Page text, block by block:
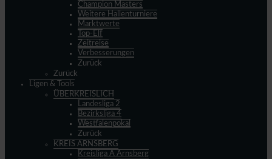
Champion Masters
Weitere Hallenturniere
Marktwerte
Top-Elf
Zeitreise
Verbesserungen
Zurück
Zurück
Ligen & Tools
ÜBERKREISLICH
Landesliga 2
Bezirksliga 4
Westfalenpokal
Zurück
KREIS ARNSBERG
Kreisliga A Arnsberg